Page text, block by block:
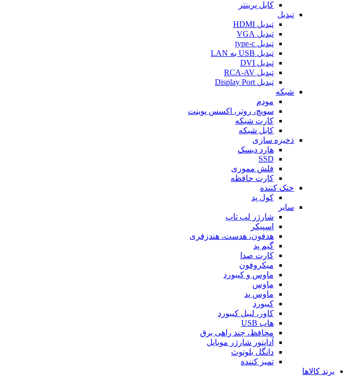
کابل پرینتر
تبدیل
تبدیل HDMI
تبدیل VGA
تبدیل type-c
تبدیل USB به LAN
تبدیل DVI
تبدیل RCA-AV
تبدیل Display Port
شبکه
مودم
سویچ، روتر، اکسس پوینت
کارت شبکه
کابل شبکه
ذخیره سازی
هارد دیسک
SSD
فلش مموری
کارت حافظه
خنک کننده
کول پد
سایر
شارژر لپ تاپ
اسپیکر
هدفون، هدست، هندزفری
گیم پد
کارت صدا
میکروفون
ماوس و کیبورد
ماوس
ماوس پد
کیبورد
کاور، لیبل کیبورد
هاب USB
محافظ، چند راهی برق
آداپتور شارژر موبایل
دانگل بلوتوث
تمیز کننده
برند کالاها